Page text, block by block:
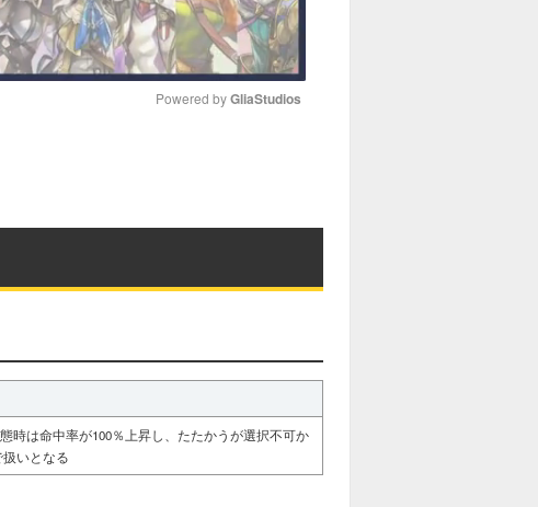
Powered by GliaStudios
時は命中率が100％上昇し、たたかうが選択不可か
いとなる